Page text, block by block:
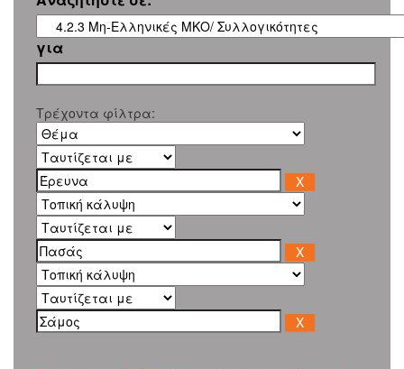
για
Τρέχοντα φίλτρα: